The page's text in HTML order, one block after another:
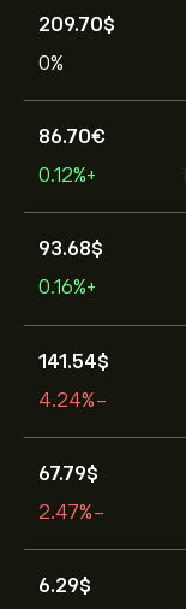
209.70‎$‎
0%
86.70‎€‎
+0.12%
93.68‎$‎
+0.16%
141.54‎$‎
-4.24%
67.79‎$‎
-2.47%
6.29‎$‎